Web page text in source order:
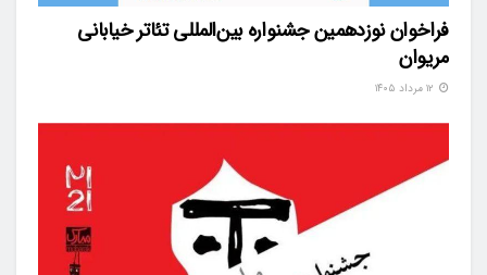
فراخوان نوزدهمین جشنواره بین‌المللی تئاتر خیابانی
مریوان